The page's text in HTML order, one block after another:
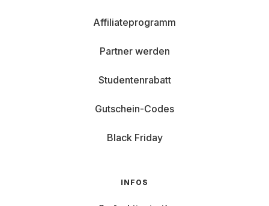
Affiliateprogramm
Partner werden
Studentenrabatt
Gutschein-Codes
Black Friday
INFOS